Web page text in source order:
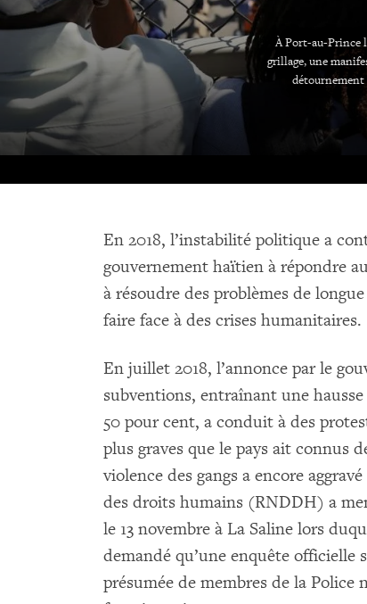
À Port-au-Prince
grillage, une
détournement
En 2018, l’instabilité politique a
gouvernement haïtien à répondre
à résoudre des problèmes de
faire face à des crises humanitaires.
En juillet 2018, l’annonce par le
subventions, entraînant une
50 pour cent, a conduit à des
plus graves que le pays ait connus
violence des gangs a encore
des droits humains (RNDDH) a
le 13 novembre à La Saline lors
demandé qu’une enquête
présumée de membres de la Police